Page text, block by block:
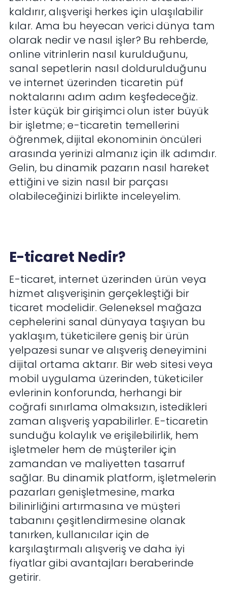
kaldırır, alışverişi herkes için ulaşılabilir
kılar. Ama bu heyecan verici dünya tam
olarak nedir ve nasıl işler? Bu rehberde,
online vitrinlerin nasıl kurulduğunu,
sanal sepetlerin nasıl doldurulduğunu
ve internet üzerinden ticaretin püf
noktalarını adım adım keşfedeceğiz.
İster küçük bir girişimci olun ister büyük
bir işletme; e-ticaretin temellerini
öğrenmek, dijital ekonominin öncüleri
arasında yerinizi almanız için ilk adımdır.
Gelin, bu dinamik pazarın nasıl hareket
ettiğini ve sizin nasıl bir parçası
olabileceğinizi birlikte inceleyelim.
E-ticaret Nedir?
E-ticaret, internet üzerinden ürün veya
hizmet alışverişinin gerçekleştiği bir
ticaret modelidir. Geleneksel mağaza
cephelerini sanal dünyaya taşıyan bu
yaklaşım, tüketicilere geniş bir ürün
yelpazesi sunar ve alışveriş deneyimini
dijital ortama aktarır. Bir web sitesi veya
mobil uygulama üzerinden, tüketiciler
evlerinin konforunda, herhangi bir
coğrafi sınırlama olmaksızın, istedikleri
zaman alışveriş yapabilirler. E-ticaretin
sunduğu kolaylık ve erişilebilirlik, hem
işletmeler hem de müşteriler için
zamandan ve maliyetten tasarruf
sağlar. Bu dinamik platform, işletmelerin
pazarları genişletmesine, marka
bilinirliğini artırmasına ve müşteri
tabanını çeşitlendirmesine olanak
tanırken, kullanıcılar için de
karşılaştırmalı alışveriş ve daha iyi
fiyatlar gibi avantajları beraberinde
getirir.